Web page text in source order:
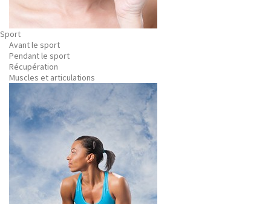
Sport
Avant le sport
Pendant le sport
Récupération
Muscles et articulations